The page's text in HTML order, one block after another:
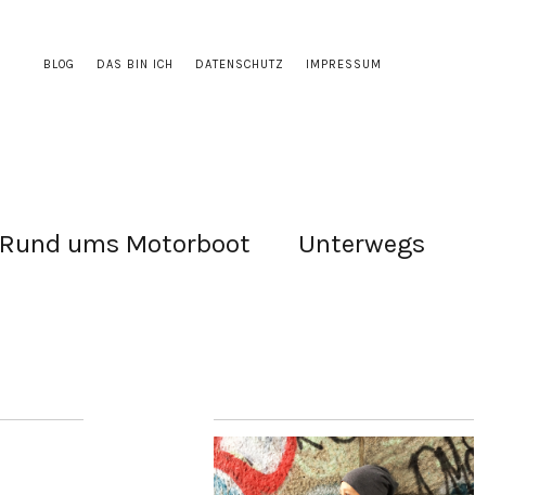
BLOG DAS BIN ICH DATENSCHUTZ IMPRESSUM
Rund ums Motorboot Unterwegs